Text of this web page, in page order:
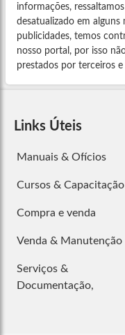
informações,
desatualizado em alguns
publicidades, temos
nosso portal, por isso
prestados por terceiros
Links Úteis
Manuais & Ofícios
Cursos & Capacitação
Compra e venda
Venda & Manutenção
Serviços &
Documentação,